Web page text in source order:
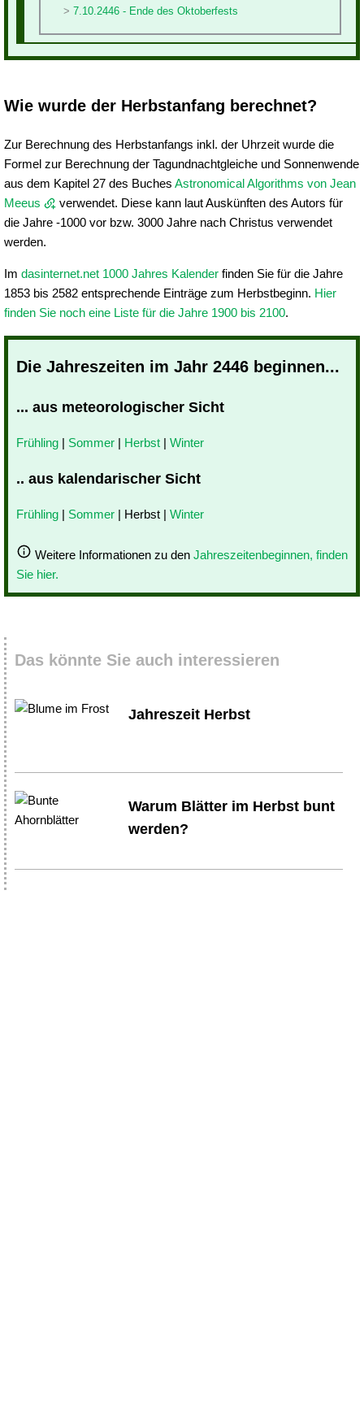
7.10.2446 - Ende des Oktoberfests
Wie wurde der Herbstanfang berechnet?
Zur Berechnung des Herbstanfangs inkl. der Uhrzeit wurde die
Formel zur Berechnung der Tagundnachtgleiche und Sonnenwende
aus dem Kapitel 27 des Buches Astronomical Algorithms von Jean
Meeus
verwendet. Diese kann laut Auskünften des Autors für
die Jahre -1000 vor bzw. 3000 Jahre nach Christus verwendet
werden.
Im dasinternet.net 1000 Jahres Kalender finden Sie für die Jahre
1853 bis 2582 entsprechende Einträge zum Herbstbeginn. Hier
finden Sie noch eine Liste für die Jahre 1900 bis 2100.
Die Jahreszeiten im Jahr 2446 beginnen...
... aus meteorologischer Sicht
Frühling | Sommer | Herbst | Winter
.. aus kalendarischer Sicht
Frühling | Sommer | Herbst | Winter
Weitere Informationen zu den Jahreszeitenbeginnen, finden
Sie hier.
Das könnte Sie auch interessieren
Jahreszeit Herbst
Warum Blätter im Herbst bunt
werden?